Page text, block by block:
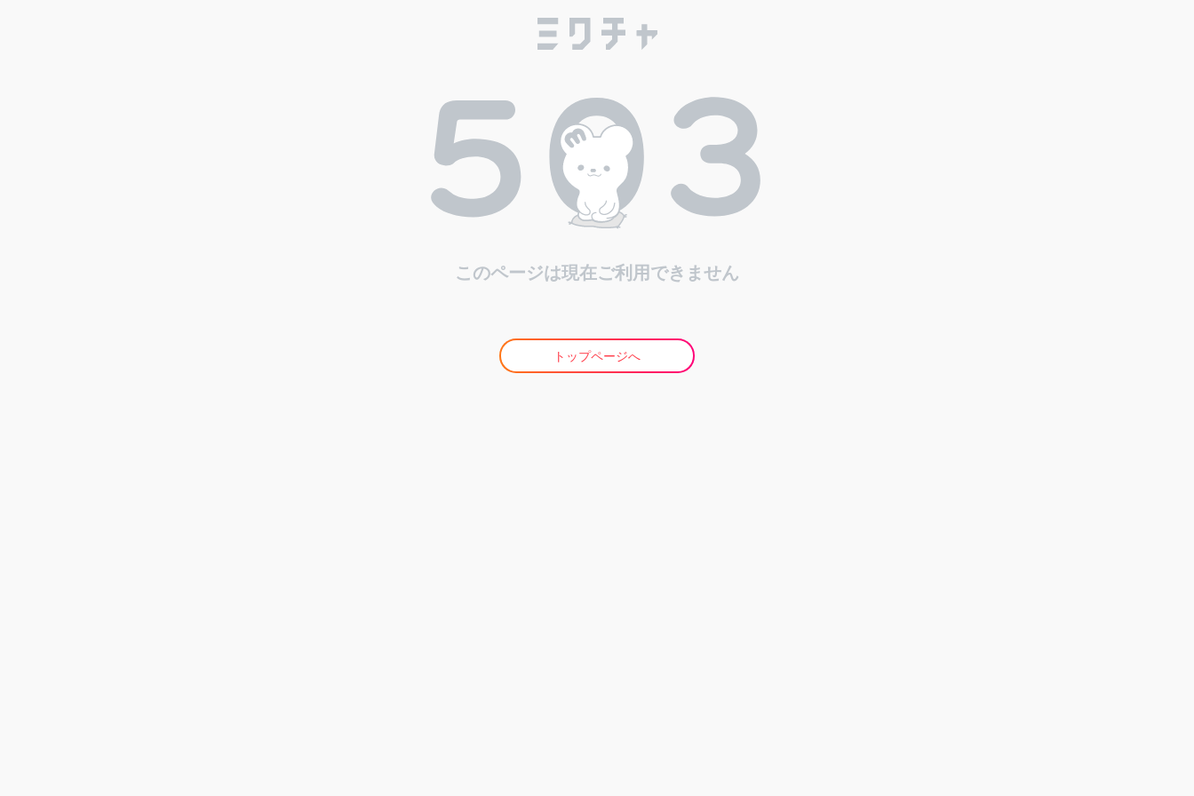
このページは現在ご利用できません